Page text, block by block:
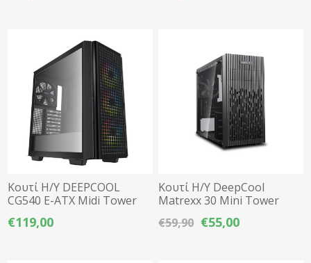
Κουτί Η/Υ DEEPCOOL
CG540 E-ATX Midi Tower
€119,00
Κουτί Η/Υ DeepCool
Matrexx 30 Mini Tower
Ανεμιστήρα - Μαύρο
€59,90 €55,00